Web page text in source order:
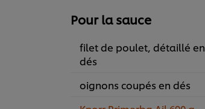
Pour la sauce
filet de poulet, détaillé en
dés
oignons coupés en dés